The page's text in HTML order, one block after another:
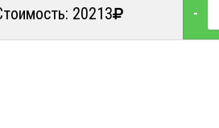
20213 -